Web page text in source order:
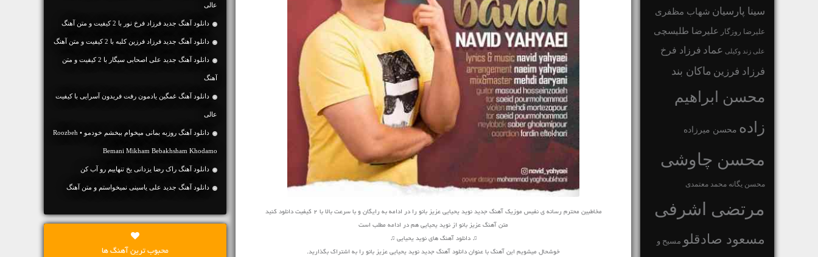
سینا پارسیان شهاب مظفری
علیرضا روزگار علیرضا طلیسچی
علی زند وکیلی عماد فرزاد فرخ
فرزاد فرزین ماکان بند
محسن ابراهیم
زاده محسن میرزاده
محسن چاوشی
محسن یگانه محمد معتمدی
مرتضی اشرفی
مسعود صادقلو مسیح و
مخاطبین محترم رسانه ی نفیس موزیک آهنگ جدید نوید یحیایی عزیز بانو را در ادامه به رایگان و با سرعت بالا با 2 کیفیت دانلود کنید
متن آهنگ عزیز بانو از نوید یحیایی هم در ادامه مطلب است
♫ دانلود آهنگ های نوید یحیایی ♫
خوشحال میشویم این آهنگ با عنوان دانلود آهنگ جدید نوید یحیایی عزیز بانو را به اشتراک بگذارید.
عالی
دانلود آهنگ جديد فرزاد فرخ نور با 2 کیفیت و متن آهنگ
دانلود آهنگ جديد فرزاد فرزین کلبه با 2 کیفیت و متن آهنگ
دانلود آهنگ جديد علی اصحابی سیگار با 2 کیفیت و متن
آهنگ
دانلود آهنگ غمگین یادمون رفت فریدون آسرایی با کیفیت
عالی
دانلود آهنگ روزبه بمانی میخوام ببخشم خودمو • Roozbeh
Bemani Mikham Bebakhsham Khodamo
دانلود آهنگ راک رضا یزدانی یخ تنهاییم رو آب کن
دانلود آهنگ جديد علی یاسینی نمیخواستم و متن آهنگ
محبوب ترین آهنگ ها